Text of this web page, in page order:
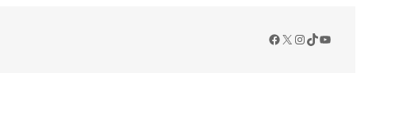
Facebook
X Instagram
TikTok
YouTube